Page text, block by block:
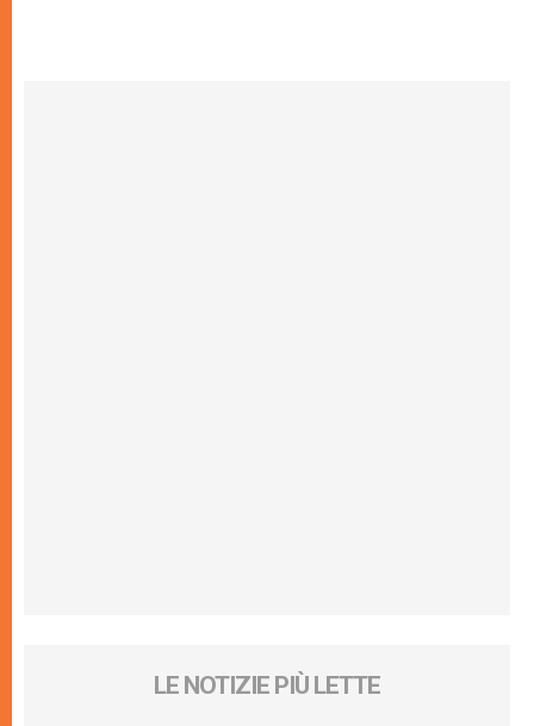
LE NOTIZIE PIÙ LETTE